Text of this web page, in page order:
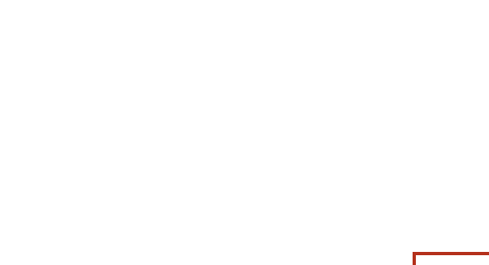
画像 ©